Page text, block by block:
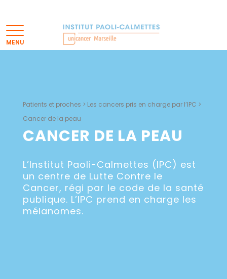
Patients et proches > Les cancers pris en charge par l’IPC >
Cancer de la peau
CANCER DE LA PEAU
L’Institut Paoli-Calmettes (IPC) est
un centre de Lutte Contre le
Cancer, régi par le code de la santé
publique. L’IPC prend en charge les
mélanomes.